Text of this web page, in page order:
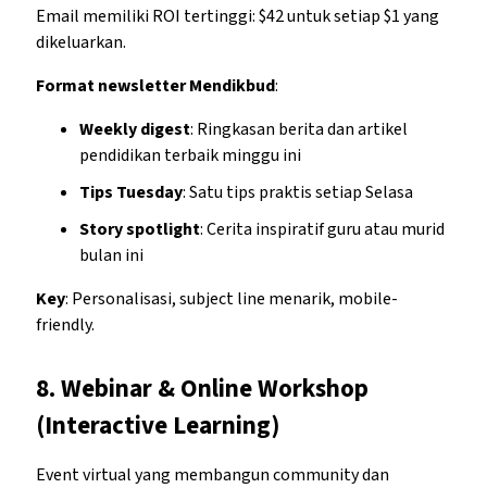
Email memiliki ROI tertinggi: $42 untuk setiap $1 yang
dikeluarkan.
Format newsletter Mendikbud:
Weekly digest: Ringkasan berita dan artikel
pendidikan terbaik minggu ini
Tips Tuesday: Satu tips praktis setiap Selasa
Story spotlight: Cerita inspiratif guru atau murid
bulan ini
Key: Personalisasi, subject line menarik, mobile-
friendly.
8.Webinar & Online Workshop
(Interactive Learning)
Event virtual yang membangun community dan